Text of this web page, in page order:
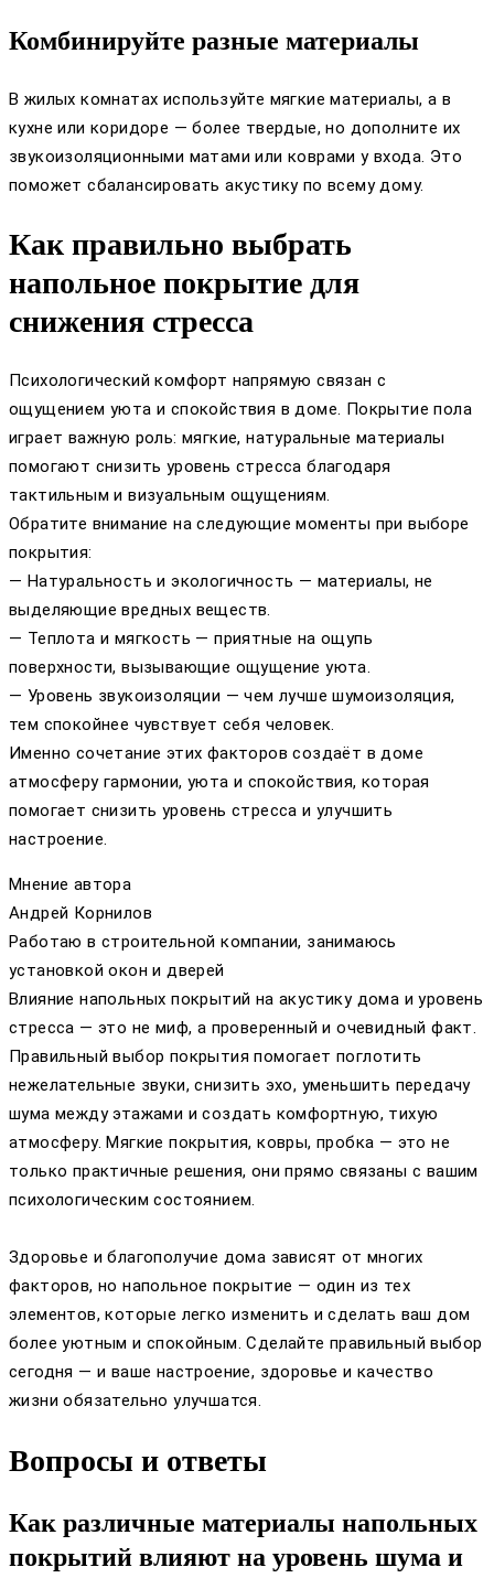
Комбинируйте разные материалы
В жилых комнатах используйте мягкие материалы, а в
кухне или коридоре — более твердые, но дополните их
звукоизоляционными матами или коврами у входа. Это
поможет сбалансировать акустику по всему дому.
Как правильно выбрать
напольное покрытие для
снижения стресса
Психологический комфорт напрямую связан с
ощущением уюта и спокойствия в доме. Покрытие пола
играет важную роль: мягкие, натуральные материалы
помогают снизить уровень стресса благодаря
тактильным и визуальным ощущениям.
Обратите внимание на следующие моменты при выборе
покрытия:
— Натуральность и экологичность — материалы, не
выделяющие вредных веществ.
— Теплота и мягкость — приятные на ощупь
поверхности, вызывающие ощущение уюта.
— Уровень звукоизоляции — чем лучше шумоизоляция,
тем спокойнее чувствует себя человек.
Именно сочетание этих факторов создаёт в доме
атмосферу гармонии, уюта и спокойствия, которая
помогает снизить уровень стресса и улучшить
настроение.
Мнение автора
Андрей Корнилов
Работаю в строительной компании, занимаюсь
установкой окон и дверей
Влияние напольных покрытий на акустику дома и уровень
стресса — это не миф, а проверенный и очевидный факт.
Правильный выбор покрытия помогает поглотить
нежелательные звуки, снизить эхо, уменьшить передачу
шума между этажами и создать комфортную, тихую
атмосферу. Мягкие покрытия, ковры, пробка — это не
только практичные решения, они прямо связаны с вашим
психологическим состоянием.
Здоровье и благополучие дома зависят от многих
факторов, но напольное покрытие — один из тех
элементов, которые легко изменить и сделать ваш дом
более уютным и спокойным. Сделайте правильный выбор
сегодня — и ваше настроение, здоровье и качество
жизни обязательно улучшатся.
Вопросы и ответы
Как различные материалы напольных
покрытий влияют на уровень шума и